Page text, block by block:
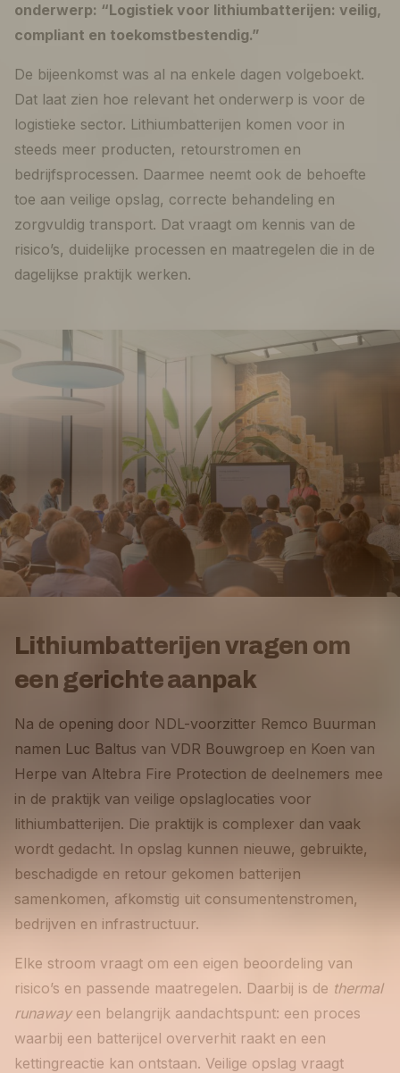
onderwerp: “Logistiek voor lithiumbatterijen: veilig,
compliant en toekomstbestendig.”
De bijeenkomst was al na enkele dagen volgeboekt.
Dat laat zien hoe relevant het onderwerp is voor de
logistieke sector. Lithiumbatterijen komen voor in
steeds meer producten, retourstromen en
bedrijfsprocessen. Daarmee neemt ook de behoefte
toe aan veilige opslag, correcte behandeling en
zorgvuldig transport. Dat vraagt om kennis van de
risico’s, duidelijke processen en maatregelen die in de
dagelijkse praktijk werken.
Lithiumbatterijen vragen om
een gerichte aanpak
Na de opening door NDL-voorzitter Remco Buurman
namen Luc Baltus van VDR Bouwgroep en Koen van
Herpe van Altebra Fire Protection de deelnemers mee
in de praktijk van veilige opslaglocaties voor
lithiumbatterijen. Die praktijk is complexer dan vaak
wordt gedacht. In opslag kunnen nieuwe, gebruikte,
beschadigde en retour gekomen batterijen
samenkomen, afkomstig uit consumentenstromen,
bedrijven en infrastructuur.
Elke stroom vraagt om een eigen beoordeling van
risico’s en passende maatregelen. Daarbij is de thermal
runawayeen belangrijk aandachtspunt: een proces
waarbij een batterijcel oververhit raakt en een
kettingreactie kan ontstaan. Veilige opslag vraagt